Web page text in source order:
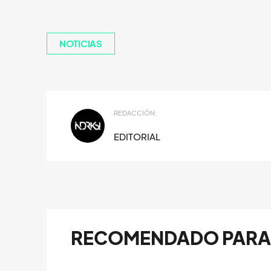
NOTICIAS
REDACCIÓN:
EDITORIAL
RECOMENDADO